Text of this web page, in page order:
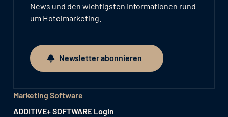
News und den wichtigsten Informationen rund
um Hotelmarketing.
Newsletter abonnieren
Newsletter abonnieren
Marketing Software
ADDITIVE+ SOFTWARE Login